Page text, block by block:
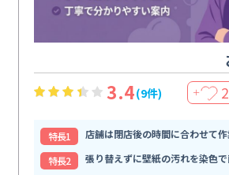
3.4(9件) ＋ 2
特⻑1
店舗は閉店後の時間に合わせて
特⻑2
張り替えずに壁紙の汚れを染色